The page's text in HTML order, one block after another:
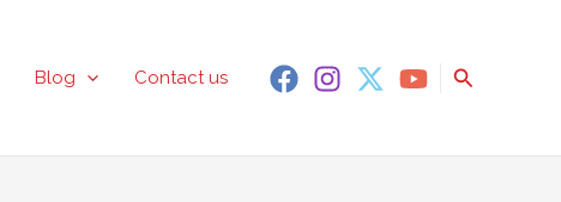
Blog Contact us Search